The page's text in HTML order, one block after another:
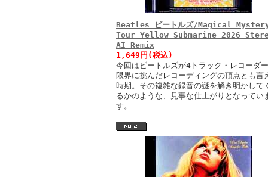
Beatles ビートルズ/Magical
Tour Yellow Submarine 2026
AI Remix
1,649円(税込)
今回はビートルズが4トラック・レコーダ
限界に挑んだレコーディングの頂点とも言
時期。その複雑な録音の謎を解き明かして
るかのような、見事な仕上がりとなってい
す。